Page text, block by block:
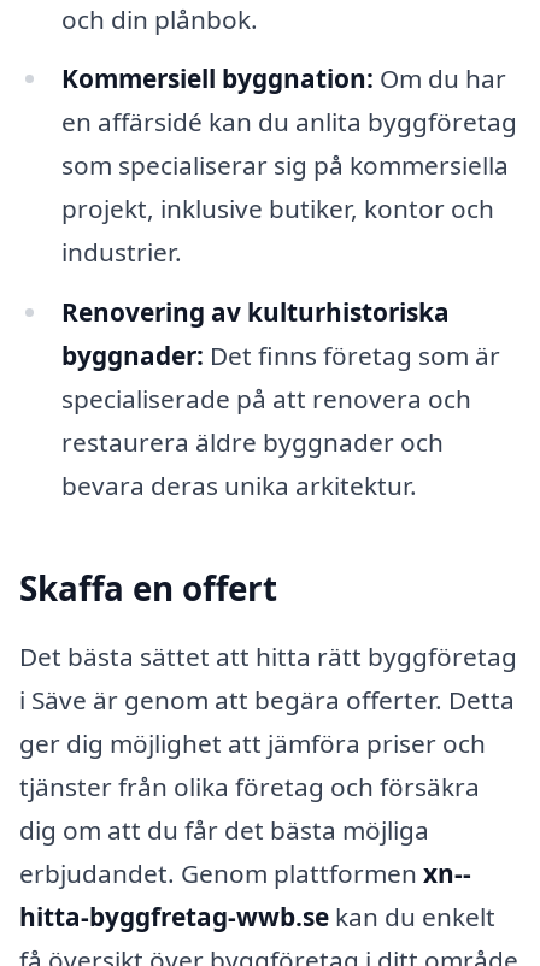
och din plånbok.
Kommersiell byggnation: Om du har
en affärsidé kan du anlita byggföretag
som specialiserar sig på kommersiella
projekt, inklusive butiker, kontor och
industrier.
Renovering av kulturhistoriska
byggnader: Det finns företag som är
specialiserade på att renovera och
restaurera äldre byggnader och
bevara deras unika arkitektur.
Skaffa en offert
Det bästa sättet att hitta rätt byggföretag
i Säve är genom att begära offerter. Detta
ger dig möjlighet att jämföra priser och
tjänster från olika företag och försäkra
dig om att du får det bästa möjliga
erbjudandet. Genom plattformen xn--
hitta-byggfretag-wwb.se kan du enkelt